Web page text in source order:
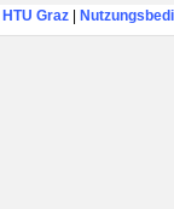
HTU Graz|